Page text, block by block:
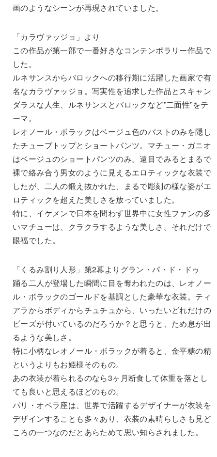
画のようなシーンが再現されていました。
「カラヴァッジョ」より
この作品が第一部で一番好きなコンテンポラリー作品で
した。
ルネサンスからバロックへの移行期に活躍した画家で有
名なカラヴァッジョ。写実性を追求した作品とスキャン
ダラスな人生、ルネサンスとバロックなど”二面性”をテ
ーマ。
レオノール・ボラックはベージュ色のバストのみを隠し
たチューブトップとショートパンツ。マチュー・ガニオ
はベージュのショートパンツのみ。遠目でみるとまるで
裸で絡み合う男女のように見えるエロティックな衣装で
したが、二人の鍛え抜かれた、まるで彫刻の様な姿がエ
ロティックを超えた美しさを放っていました。
特に、イケメンで日本を問わず世界中に女性ファンの多
いマチューは、クラクラするような美しさ。それだけで
眼福でした。
「くるみ割り人形」第2幕よりグラン・パ・ド・ドゥ
踊る二人が登場した瞬間に目を奪われたのは、レオノー
ル・ボラックのゴールドを基調とした豪華な衣装。ティ
アラからボディからチュチュから、いったいどれだけの
ビーズが付いているのだろうか？と思うと、ため息が出
るような美しさ。
特に小柄なレオノール・ボラックが着ると、金平糖の精
というよりもお姫様そのもの。
あの衣装が着られるのなら3ヶ月断食して体重を落とし
ても良いと思えるほどのもの。
パリ・オペラ座は、世界で活躍するデザイナーが衣装を
デザインすることも多々あり、衣装の素晴らしさも見ど
ころの一つなのだとあらためて思い知らされました。